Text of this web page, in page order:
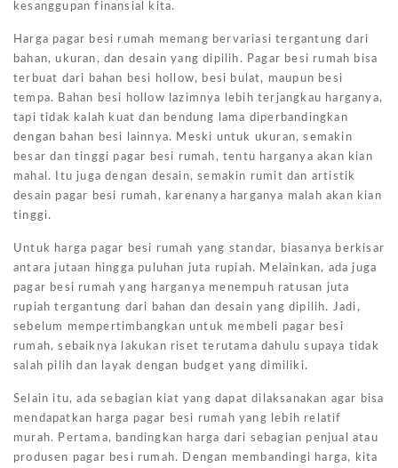
kesanggupan finansial kita.
Harga pagar besi rumah memang bervariasi tergantung dari
bahan, ukuran, dan desain yang dipilih. Pagar besi rumah bisa
terbuat dari bahan besi hollow, besi bulat, maupun besi
tempa. Bahan besi hollow lazimnya lebih terjangkau harganya,
tapi tidak kalah kuat dan bendung lama diperbandingkan
dengan bahan besi lainnya. Meski untuk ukuran, semakin
besar dan tinggi pagar besi rumah, tentu harganya akan kian
mahal. Itu juga dengan desain, semakin rumit dan artistik
desain pagar besi rumah, karenanya harganya malah akan kian
tinggi.
Untuk harga pagar besi rumah yang standar, biasanya berkisar
antara jutaan hingga puluhan juta rupiah. Melainkan, ada juga
pagar besi rumah yang harganya menempuh ratusan juta
rupiah tergantung dari bahan dan desain yang dipilih. Jadi,
sebelum mempertimbangkan untuk membeli pagar besi
rumah, sebaiknya lakukan riset terutama dahulu supaya tidak
salah pilih dan layak dengan budget yang dimiliki.
Selain itu, ada sebagian kiat yang dapat dilaksanakan agar bisa
mendapatkan harga pagar besi rumah yang lebih relatif
murah. Pertama, bandingkan harga dari sebagian penjual atau
produsen pagar besi rumah. Dengan membandingi harga, kita